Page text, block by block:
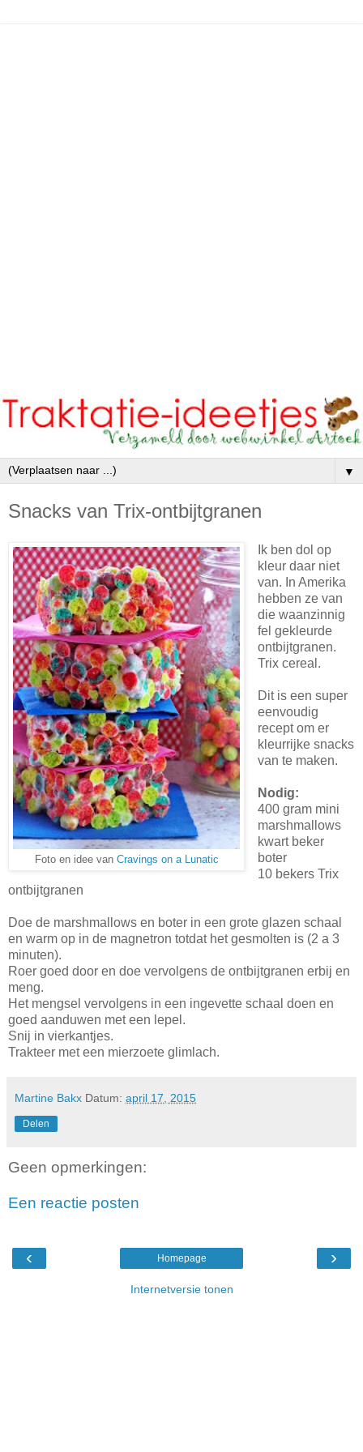
▼
Snacks van Trix-ontbijtgranen
Foto en idee van Cravings on a Lunatic
Ik ben dol op
kleur daar niet
van. In Amerika
hebben ze van
die waanzinnig
fel gekleurde
ontbijtgranen.
Trix cereal.
Dit is een super
eenvoudig
recept om er
kleurrijke snacks
van te maken.
Nodig:
400 gram mini
marshmallows
kwart beker
boter
10 bekers Trix
ontbijtgranen
Doe de marshmallows en boter in een grote glazen schaal
en warm op in de magnetron totdat het gesmolten is (2 a 3
minuten).
Roer goed door en doe vervolgens de ontbijtgranen erbij en
meng.
Het mengsel vervolgens in een ingevette schaal doen en
goed aanduwen met een lepel.
Snij in vierkantjes.
Trakteer met een mierzoete glimlach.
Martine Bakx Datum: april 17, 2015
Delen
Geen opmerkingen:
Een reactie posten
‹ ›
Homepage
Internetversie tonen